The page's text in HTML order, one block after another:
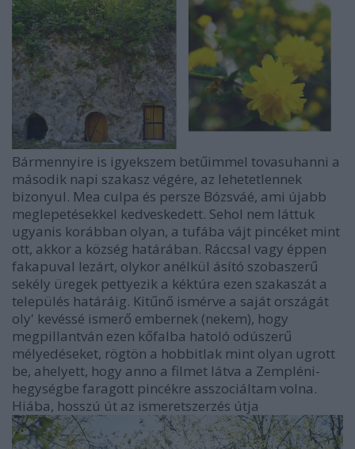
Bármennyire is igyekszem betűimmel tovasuhanni a
második napi szakasz végére, az lehetetlennek
bizonyul. Mea culpa és persze Bózsváé, ami újabb
meglepetésekkel kedveskedett. Sehol nem láttuk
ugyanis korábban olyan, a tufába vájt pincéket mint
ott, akkor a község határában. Ráccsal vagy éppen
fakapuval lezárt, olykor anélkül ásító szobaszerű
sekély üregek pettyezik a kéktúra ezen szakaszát a
település határáig. Kitűnő ismérve a saját országát
oly' kevéssé ismerő embernek (nekem), hogy
megpillantván ezen kőfalba hatoló odúszerű
mélyedéseket, rögtön a hobbitlak mint olyan ugrott
be, ahelyett, hogy anno a filmet látva a Zempléni-
hegységbe faragott pincékre asszociáltam volna.
Hiába, hosszú út az ismeretszerzés útja